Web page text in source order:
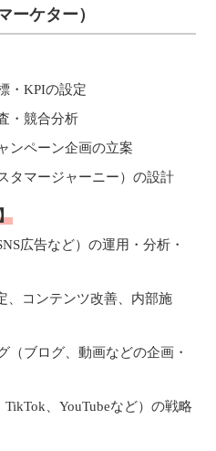
Retail business
Wholesale
Seeking new supplier
沿革
自有品牌产品
批发的
募集制造公司
ーケター）
・KPIの設定
・競合分析
ンペーン企画の立案
タマージャーニー）の設計
広告など）の運用・分析・
、コンテンツ改善、内部施
（ブログ、動画などの企画・
TikTok、YouTubeなど）の戦略